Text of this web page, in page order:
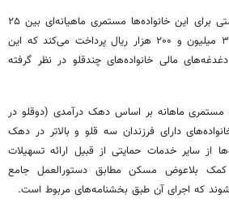
وی اضافه کرد: سازمان بهزیستی برای این خانواده‌ها مستمری ماهیانه‌ای بین ۲۵
میلیون و ۵۰۰ هزار ریال تا ۳۱ میلیون و ۲۰۰ هزار ریال پرداخت می‌کند که این
مالی خانواده‌های چندقلو در نظر گرفته
مستمری ماهانه بر اساس دهک درآمدی (دوقلو در
دارای فرزندان سه قلو و بالاتر در دهک
از سایر خدمات حمایتی از قبیل ارائه تسهیلات
کمک بلاعوض مسکن مطابق دستورالعمل جامع
که اجرای آن طبق بخشنامه‌های مربوط است.